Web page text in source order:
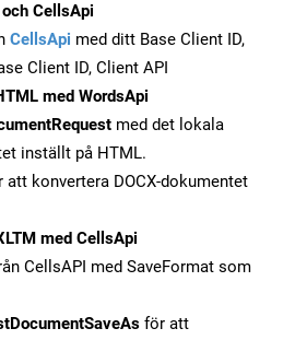
CellsApi
CellsApi med ditt Base Client ID,
Client ID, Client API
med WordsApi
med det lokala
inställt på HTML.
att konvertera DOCX-dokumentet
med CellsApi
CellsAPI med SaveFormat som
för att